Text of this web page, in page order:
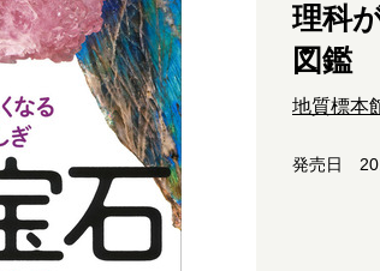
理科
図鑑
地質標本
発売日